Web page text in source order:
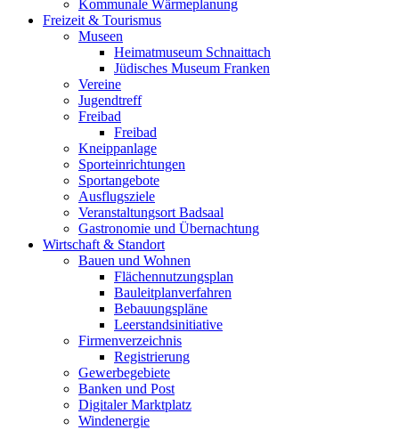
Kommunale Wärmeplanung
Freizeit & Tourismus
Museen
Heimatmuseum Schnaittach
Jüdisches Museum Franken
Vereine
Jugendtreff
Freibad
Freibad
Kneippanlage
Sporteinrichtungen
Sportangebote
Ausflugsziele
Veranstaltungsort Badsaal
Gastronomie und Übernachtung
Wirtschaft & Standort
Bauen und Wohnen
Flächennutzungsplan
Bauleitplanverfahren
Bebauungspläne
Leerstandsinitiative
Firmenverzeichnis
Registrierung
Gewerbegebiete
Banken und Post
Digitaler Marktplatz
Windenergie